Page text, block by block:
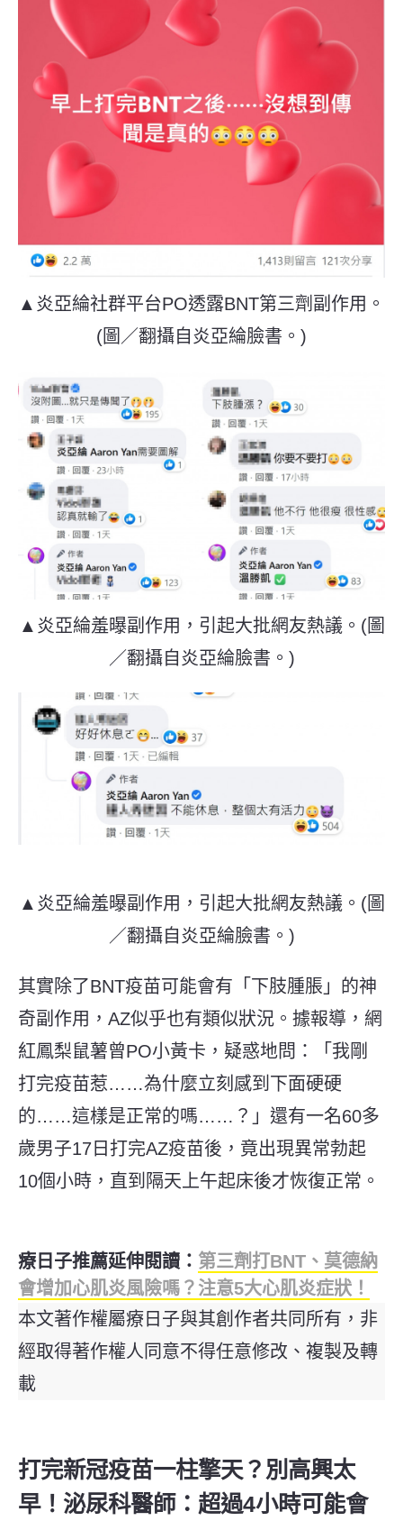
▲炎亞綸社群平台PO透露BNT第三劑副作用。
(圖／翻攝自炎亞綸臉書。)
▲炎亞綸羞曝副作用，引起大批網友熱議。(圖
／翻攝自炎亞綸臉書。)
▲炎亞綸羞曝副作用，引起大批網友熱議。(圖
／翻攝自炎亞綸臉書。)
其實除了BNT疫苗可能會有「下肢腫脹」的神
奇副作用，AZ似乎也有類似狀況。據報導，網
紅鳳梨鼠薯曾PO小黃卡，疑惑地問：「我剛
打完疫苗惹……為什麼立刻感到下面硬硬
的……這樣是正常的嗎……？」還有一名60多
歲男子17日打完AZ疫苗後，竟出現異常勃起
10個小時，直到隔天上午起床後才恢復正常。
療日子推薦延伸閱讀： 第三劑打BNT、莫德納
會增加心肌炎風險嗎？注意5大心肌炎症狀！
本文著作權屬療日子與其創作者共同所有，非
經取得著作權人同意不得任意修改、複製及轉
載
打完新冠疫苗一柱擎天？別高興太
早！泌尿科醫師：超過4小時可能會